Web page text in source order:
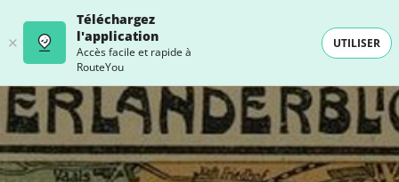
Téléchargez
l'application
Accès facile et rapide à
RouteYou
UTILISER